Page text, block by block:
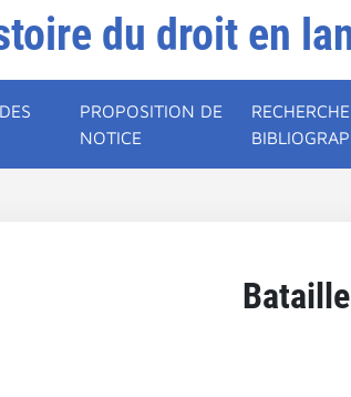
du droit en
PROPOSITION DE
NOTICE